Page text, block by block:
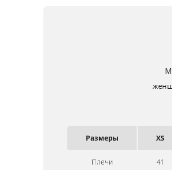
Размеры XS
Плечи 41